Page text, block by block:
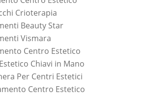
Crioterapia
Beauty Star
Vismara
Centro Estetico
Chiavi in Mano
Per Centri Estetici
Centro Estetico